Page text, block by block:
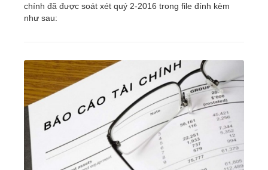
chính đã được soát xét quý 2-2016 trong file đính kèm
như sau: